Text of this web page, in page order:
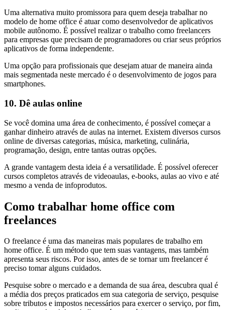
Uma alternativa muito promissora para quem deseja trabalhar no
modelo de home office é atuar como desenvolvedor de aplicativos
mobile autônomo. É possível realizar o trabalho como freelancers
para empresas que precisam de programadores ou criar seus próprios
aplicativos de forma independente.
Uma opção para profissionais que desejam atuar de maneira ainda
mais segmentada neste mercado é o desenvolvimento de jogos para
smartphones.
10. Dê aulas online
Se você domina uma área de conhecimento, é possível começar a
ganhar dinheiro através de aulas na internet. Existem diversos cursos
online de diversas categorias, música, marketing, culinária,
programação, design, entre tantas outras opções.
A grande vantagem desta ideia é a versatilidade. É possível oferecer
cursos completos através de videoaulas, e-books, aulas ao vivo e até
mesmo a venda de infoprodutos.
Como trabalhar home office com
freelances
O freelance é uma das maneiras mais populares de trabalho em
home office. É um método que tem suas vantagens, mas também
apresenta seus riscos. Por isso, antes de se tornar um freelancer é
preciso tomar alguns cuidados.
Pesquise sobre o mercado e a demanda de sua área, descubra qual é
a média dos preços praticados em sua categoria de serviço, pesquise
sobre tributos e impostos necessários para exercer o serviço, por fim,